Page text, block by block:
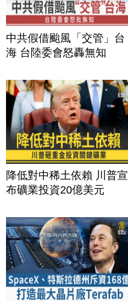
中共假借颱風「交管」台
海 台陸委會怒轟無知
降低對中稀土依賴 川普宣
布礦業投資20億美元